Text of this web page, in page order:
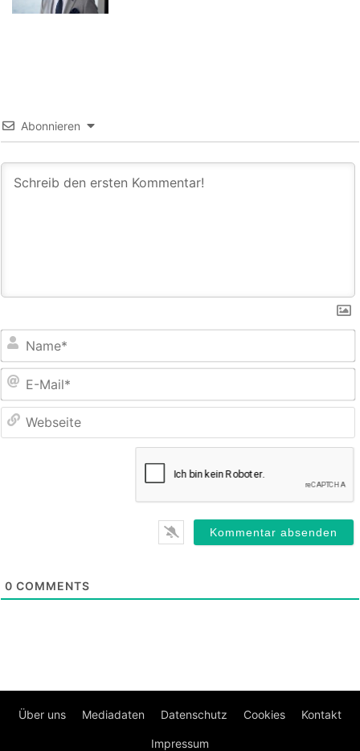
Abonnieren
0 COMMENTS
Über uns Mediadaten Datenschutz Cookies Kontakt
Impressum